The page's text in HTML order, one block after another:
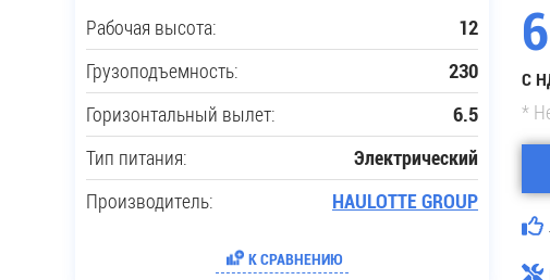
Рабочая высота: 12
Грузоподъемность: 230
Горизонтальный вылет: 6.5
Тип питания: Электрический
Производитель: HAULOTTE GROUP
К СРАВНЕНИЮ
С
*